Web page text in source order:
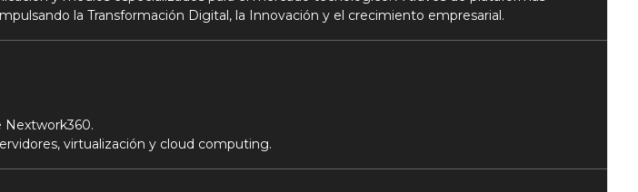
la Transformación Digital, la Innovación y el crecimiento empresarial.
Nextwork360.
virtualización y cloud computing.